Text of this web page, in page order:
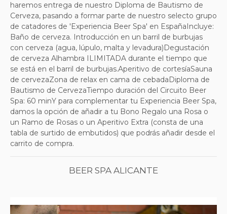
haremos entrega de nuestro Diploma de Bautismo de
Cerveza, pasando a formar parte de nuestro selecto grupo
de catadores de 'Experiencia Beer Spa' en EspañaIncluye:
Baño de cerveza. Introducción en un barril de burbujas
con cerveza (agua, lúpulo, malta y levadura)Degustación
de cerveza Alhambra ILIMITADA durante el tiempo que
se está en el barril de burbujas.Aperitivo de cortesíaSauna
de cervezaZona de relax en cama de cebadaDiploma de
Bautismo de CervezaTiempo duración del Circuito Beer
Spa: 60 minY para complementar tu Experiencia Beer Spa,
damos la opción de añadir a tu Bono Regalo una Rosa o
un Ramo de Rosas o un Aperitivo Extra (consta de una
tabla de surtido de embutidos) que podrás añadir desde el
carrito de compra.
BEER SPA ALICANTE